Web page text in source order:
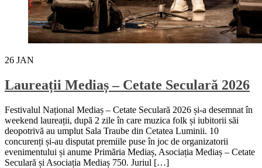
26 JAN
Laureații Mediaș – Cetate Seculară 2026
Festivalul Național Mediaș – Cetate Seculară 2026 și-a desemnat în
weekend laureații, după 2 zile în care muzica folk și iubitorii săi
deopotrivă au umplut Sala Traube din Cetatea Luminii. 10
concurenți și-au disputat premiile puse în joc de organizatorii
evenimentului și anume Primăria Mediaș, Asociația Mediaș – Cetate
Seculară și Asociația Mediaș 750. Juriul […]